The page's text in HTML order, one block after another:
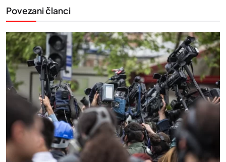
Povezani članci